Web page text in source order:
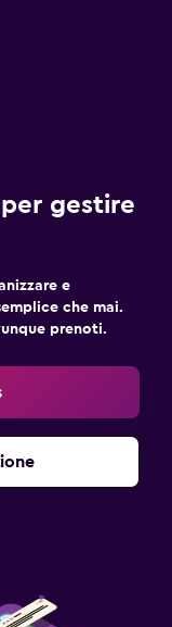
gestire
e
che mai.
prenoti.